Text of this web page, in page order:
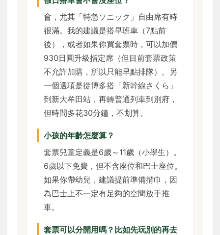
會，尤其「特急ソニック」自由席有時
很滿。我的建議是搭早班車（7點前
後），或者如果你買套票時，可以加價
930日圓升級指定席（但目前套票政策
不允許加購，所以只能早點排隊）。另
一個選項是從博多搭「新幹線さくら」
到新大牟田站，再轉普通列車到別府，
但時間多花30分鐘，不划算。
小孩的年齡怎麼算？
套票兒童定義是6歲～11歲（小學生）。
6歲以下免費，但不含座位和巴士座位。
如果你帶幼兒，建議提前準備揹巾，因
為巴士上不一定有足夠的空間放手推
車。
套票可以分開用嗎？比如先玩別的再去